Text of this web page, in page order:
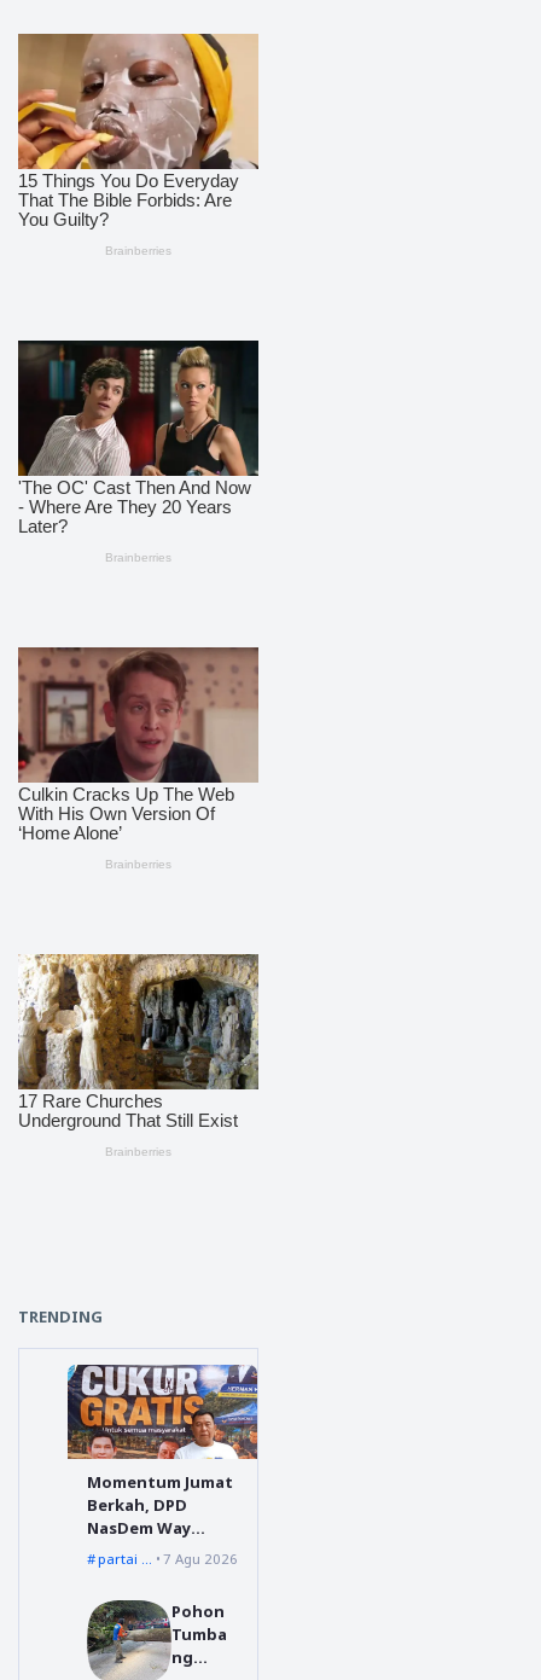
TRENDING
Momentum Jumat
Berkah, DPD
NasDem Way
Kanan Sediakan
Layanan Cukur
Gratis
partai nasdem 7 Agu 2026
Pohon
Tumba
ng